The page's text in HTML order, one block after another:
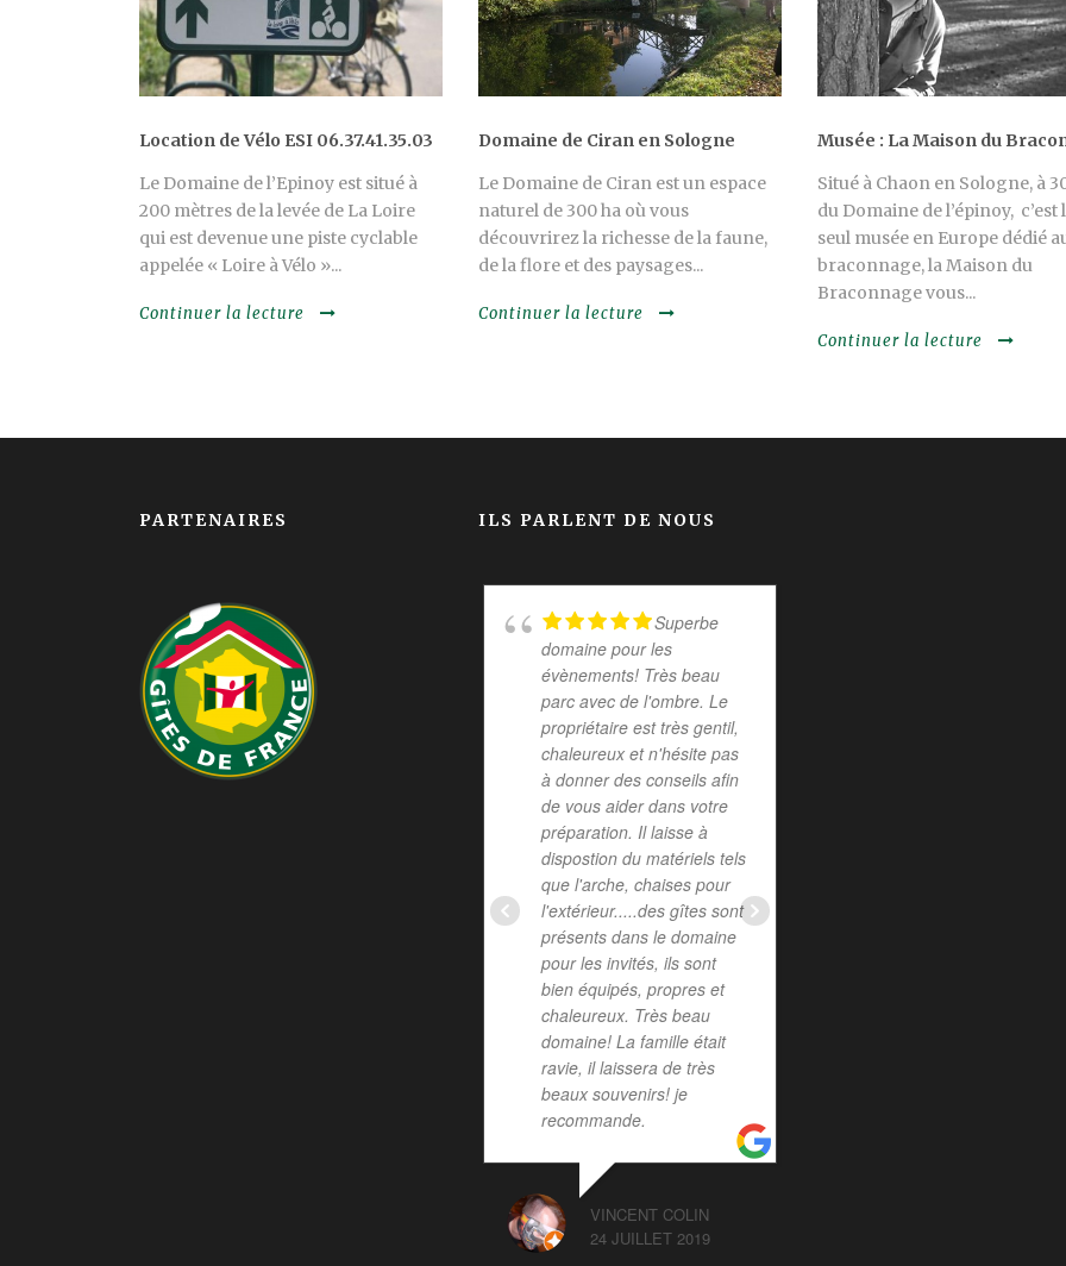
Location de Vélo ESI 06.37.41.35.03
Le Domaine de l’Epinoy est situé à
200 mètres de la levée de La Loire
qui est devenue une piste cyclable
appelée « Loire à Vélo »...
Continuer la lecture
Domaine de Ciran en Sologne
Le Domaine de Ciran est un espace
naturel de 300 ha où vous
découvrirez la richesse de la faune,
de la flore et des paysages...
Continuer la lecture
Musée : La Maison du
Situé à Chaon en Sologne, à
du Domaine de l’épinoy, c’est
seul musée en Europe dédié
braconnage, la Maison du
Braconnage vous...
Continuer la lecture
PARTENAIRES ILS PARLENT DE NOUS
Superbe
domaine pour les
évènements! Très beau
parc avec de l'ombre. Le
propriétaire est très gentil,
chaleureux et n'hésite pas
à donner des conseils afin
de vous aider dans votre
préparation. Il laisse à
dispostion du matériels tels
que l'arche, chaises pour
l'extérieur.....des gîtes sont
présents dans le domaine
pour les invités, ils sont
bien équipés, propres et
chaleureux. Très beau
domaine! La famille était
ravie, il laissera de très
beaux souvenirs! je
recommande.
VINCENT COLIN
24 JUILLET 2019